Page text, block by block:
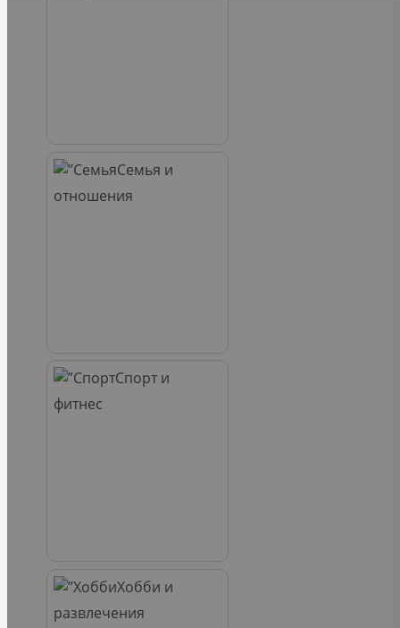
Семья и
отношения
Спорт и
фитнес
Хобби и
развлечения